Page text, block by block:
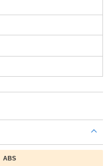
ABS